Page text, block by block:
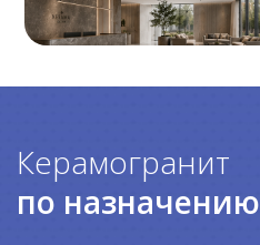
Керамогранит
по назначению